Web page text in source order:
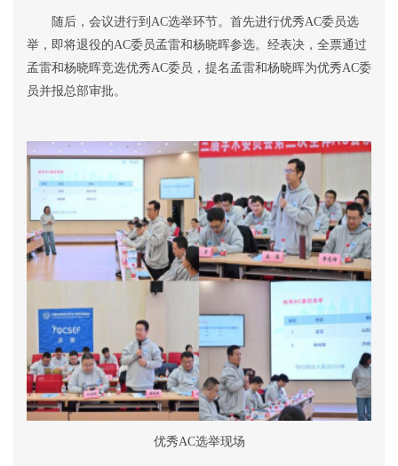
随后，会议进行到 AC选举环节。首先进行优秀AC委员选
举，即将退役的AC委员孟雷和杨晓晖参选。经表决 ，全票通过
孟雷和杨晓晖竞选优秀AC委员，提名孟雷和杨晓晖为优秀AC委
员并报总部审批。
优秀AC选举现场